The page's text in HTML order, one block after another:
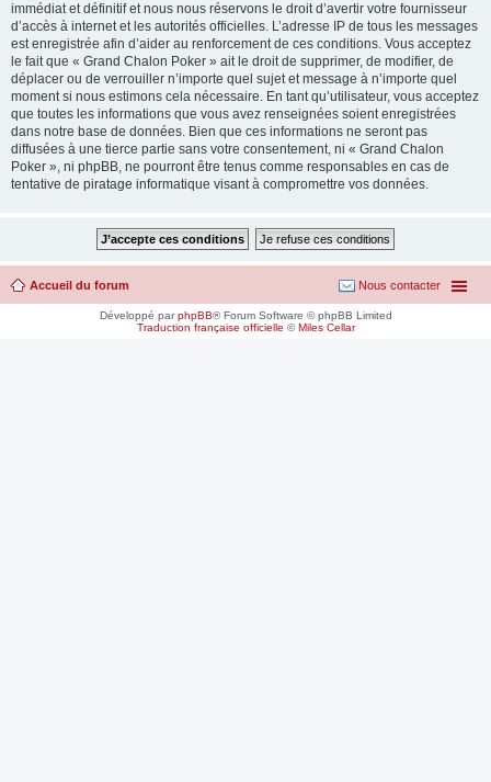
immédiat et définitif et nous nous réservons le droit d’avertir votre fournisseur
d’accès à internet et les autorités officielles. L’adresse IP de tous les messages
est enregistrée afin d’aider au renforcement de ces conditions. Vous acceptez
le fait que « Grand Chalon Poker » ait le droit de supprimer, de modifier, de
déplacer ou de verrouiller n’importe quel sujet et message à n’importe quel
moment si nous estimons cela nécessaire. En tant qu’utilisateur, vous acceptez
que toutes les informations que vous avez renseignées soient enregistrées
dans notre base de données. Bien que ces informations ne seront pas
diffusées à une tierce partie sans votre consentement, ni « Grand Chalon
Poker », ni phpBB, ne pourront être tenus comme responsables en cas de
tentative de piratage informatique visant à compromettre vos données.
Accueil du forum Nous contacter
Développé parphpBB® Forum Software © phpBB Limited
Traduction française officielle ©Miles Cellar